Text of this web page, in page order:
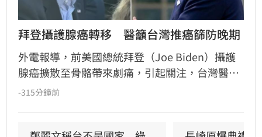
拜登攝護腺癌轉移　醫籲台灣推癌篩防晚期
外電報導，前美國總統拜登（Joe Biden）攝護
腺癌擴散至骨骼帶來劇痛，引起關注，台灣醫界
指出，美國執行攝護腺癌篩，晚期發現僅佔3%
-315分鐘前